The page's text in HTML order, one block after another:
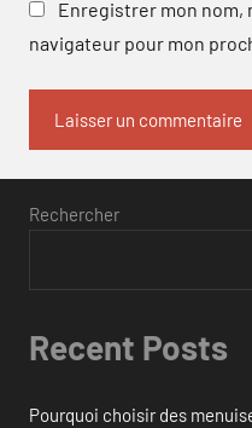
Enregistrer mon nom,
navigateur pour mon
Rechercher
Recent Posts
Pourquoi choisir des